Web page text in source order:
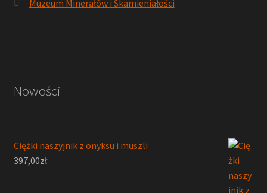
Muzeum Minerałów i Skamieniałości
Nowości
Ciężki naszyjnik z onyksu i muszli
397,00zł